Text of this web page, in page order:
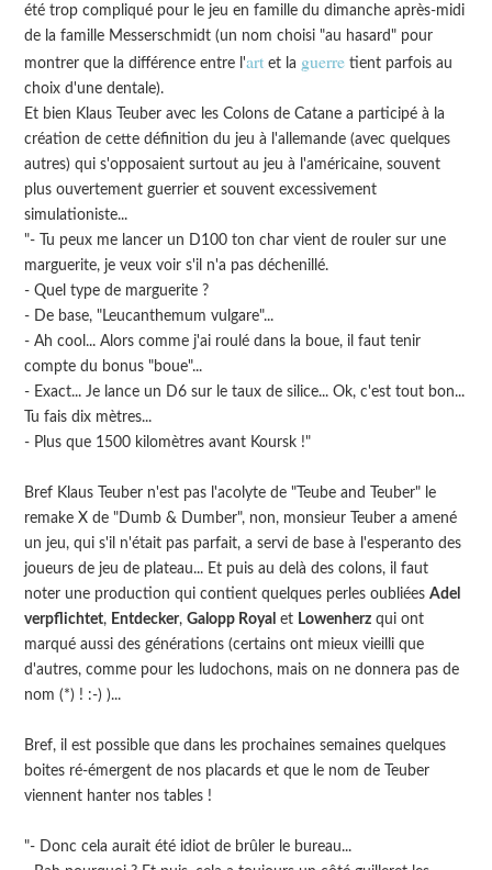
été trop compliqué pour le jeu en famille du dimanche après-midi
de la famille Messerschmidt (un nom choisi "au hasard" pour
montrer que la différence entre l'art et la guerre tient parfois au
choix d'une dentale).
Et bien Klaus Teuber avec les Colons de Catane a participé à la
création de cette définition du jeu à l'allemande (avec quelques
autres) qui s'opposaient surtout au jeu à l'américaine, souvent
plus ouvertement guerrier et souvent excessivement
simulationiste...
"- Tu peux me lancer un D100 ton char vient de rouler sur une
marguerite, je veux voir s'il n'a pas déchenillé.
- Quel type de marguerite ?
- De base, "Leucanthemum vulgare"...
- Ah cool... Alors comme j'ai roulé dans la boue, il faut tenir
compte du bonus "boue"...
- Exact... Je lance un D6 sur le taux de silice... Ok, c'est tout bon...
Tu fais dix mètres...
- Plus que 1500 kilomètres avant Koursk !"
Bref Klaus Teuber n'est pas l'acolyte de "Teube and Teuber" le
remake X de "Dumb & Dumber", non, monsieur Teuber a amené
un jeu, qui s'il n'était pas parfait, a servi de base à l'esperanto des
joueurs de jeu de plateau... Et puis au delà des colons, il faut
noter une production qui contient quelques perles oubliéesAdel
verpflichtet, Entdecker,Galopp Royal et Lowenherz qui ont
marqué aussi des générations (certains ont mieux vieilli que
d'autres, comme pour les ludochons, mais on ne donnera pas de
nom (*) ! :-) )...
Bref, il est possible que dans les prochaines semaines quelques
boites ré-émergent de nos placards et que le nom de Teuber
viennent hanter nos tables !
"- Donc cela aurait été idiot de brûler le bureau...